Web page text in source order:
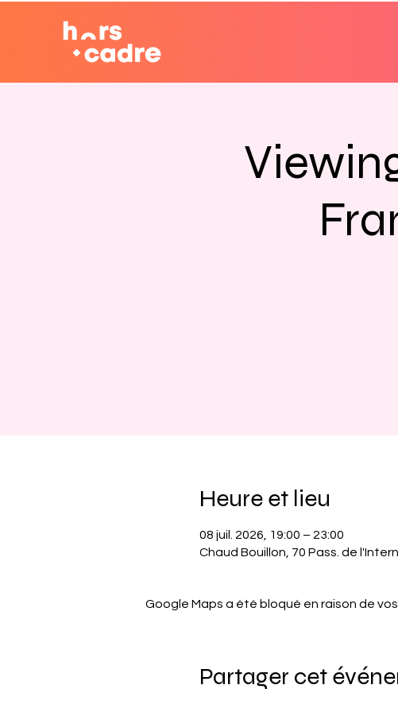
Heure et lieu
08 juil. 2026, 19:00 – 23:00
Chaud Bouillon, 70 Pass. de
Google Maps a été bloqué en raison de
Partager cet